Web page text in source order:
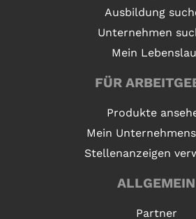
Ausbildung
Unternehmen
Mein
FÜR
Produkte
Mein
Stellenanzeigen
ALLGEMEIN
Partner